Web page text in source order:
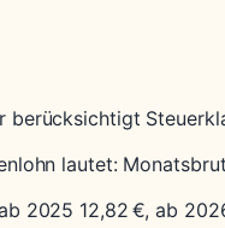
berücksichtigt
lautet:
2025 12,82 €, ab